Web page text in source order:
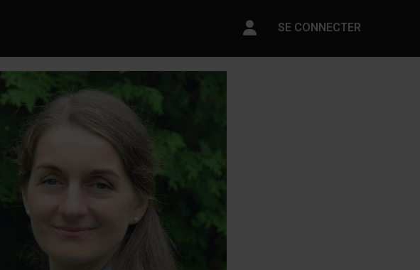
Paramètres du compte
SE CONNECTER